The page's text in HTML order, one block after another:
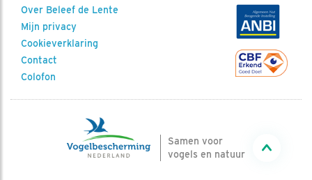
Over Beleef de Lente
Mijn privacy
Cookieverklaring
Contact
Colofon
Samen voor
vogels en natuur